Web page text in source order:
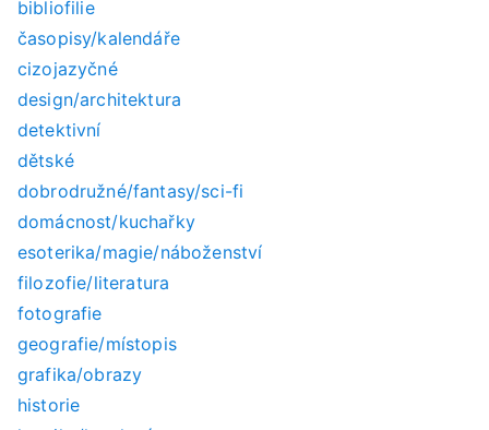
bibliofilie
časopisy/kalendáře
cizojazyčné
design/architektura
detektivní
dětské
dobrodružné/fantasy/sci-fi
domácnost/kuchařky
esoterika/magie/náboženství
filozofie/literatura
fotografie
geografie/místopis
grafika/obrazy
historie